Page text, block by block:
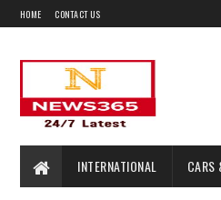
HOME CONTACT US
INTERNATIONAL